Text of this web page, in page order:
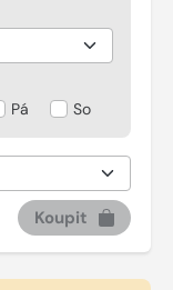
Pá So
Koupit